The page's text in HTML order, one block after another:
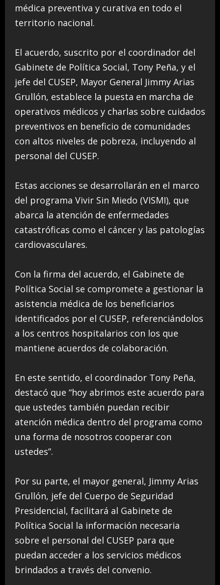
médica preventiva y curativa en todo el
territorio nacional.
El acuerdo, suscrito por el coordinador del
Gabinete de Política Social, Tony Peña, y el
jefe del CUSEP, Mayor General Jimmy Arias
Grullón, establece la puesta en marcha de
operativos médicos y charlas sobre cuidados
preventivos en beneficio de comunidades
con altos niveles de pobreza, incluyendo al
personal del CUSEP.
Estas acciones se desarrollarán en el marco
del programa Vivir Sin Miedo (VISMI), que
abarca la atención de enfermedades
catastróficas como el cáncer y las patologías
cardiovasculares.
Con la firma del acuerdo, el Gabinete de
Política Social se compromete a gestionar la
asistencia médica de los beneficiarios
identificados por el CUSEP, referenciándolos
a los centros hospitalarios con los que
mantiene acuerdos de colaboración.
En este sentido, el coordinador Tony Peña,
destacó que “hoy abrimos este acuerdo para
que ustedes también puedan recibir
atención médica dentro del programa como
una forma de nosotros cooperar con
ustedes”.
Por su parte, el mayor general, Jimmy Arias
Grullón, jefe del Cuerpo de Seguridad
Presidencial, facilitará al Gabinete de
Política Social la información necesaria
sobre el personal del CUSEP para que
puedan acceder a los servicios médicos
brindados a través del convenio.